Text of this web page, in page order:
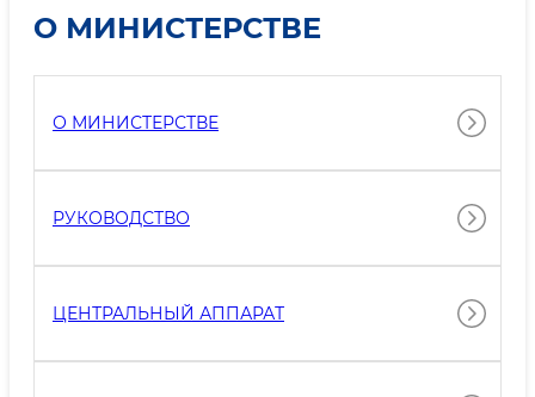
О МИНИСТЕРСТВЕ
О МИНИСТЕРСТВЕ
РУКОВОДСТВО
ЦЕНТРАЛЬНЫЙ АППАРАТ